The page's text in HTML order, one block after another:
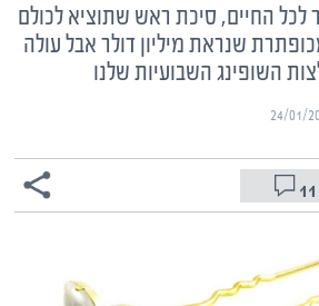
החיים, סיכת ראש שתוציא לכולם
שנראת מיליון דולר אבל עולה
11